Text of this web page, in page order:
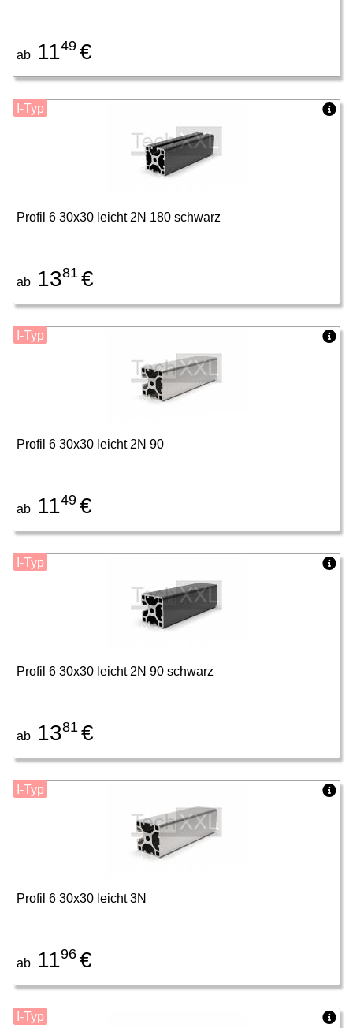
ab 1149 €
Profil 6 30x30 leicht 2N 180 schwarz
ab 1381 €
I-Typ
Profil 6 30x30 leicht 2N 90
ab 1149 €
I-Typ
Profil 6 30x30 leicht 2N 90 schwarz
ab 1381 €
I-Typ
Profil 6 30x30 leicht 3N
ab 1196 €
I-Typ
I-Typ